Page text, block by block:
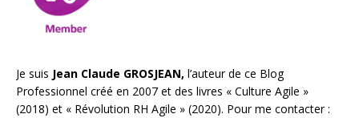
Je suis Jean Claude GROSJEAN, l’auteur de ce Blog
Professionnel créé en 2007 et des livres « Culture Agile »
(2018) et « Révolution RH Agile » (2020). Pour me contacter :